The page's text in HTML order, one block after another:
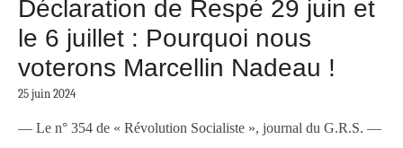
Déclaration de Respé 29 juin et
le 6 juillet : Pourquoi nous
voterons Marcellin Nadeau !
25 juin 2024
— Le n° 354 de « Révolution Socialiste », journal du G.R.S. —